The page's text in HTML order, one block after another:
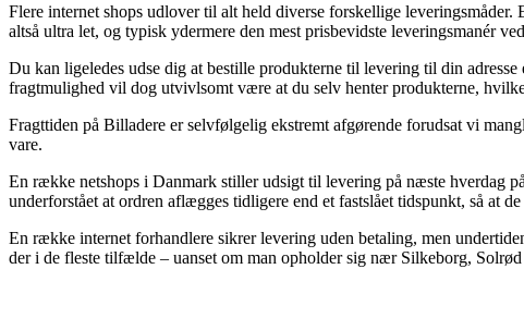
Flere internet shops udlover til alt held diverse forskellige
altså ultra let, og typisk ydermere den mest prisbevidste leveringsmanér
Du kan ligeledes udse dig at bestille produkterne til levering til din
fragtmulighed vil dog utvivlsomt være at du selv henter produkterne,
Fragttiden på Billadere er selvfølgelig ekstremt afgørende forudsat vi
vare.
En række netshops i Danmark stiller udsigt til levering på næste hverdag
underforstået at ordren aflægges tidligere end et fastslået tidspunkt, så at
En række internet forhandlere sikrer levering uden betaling, men
der i de fleste tilfælde – uanset om man opholder sig nær Silkeborg,